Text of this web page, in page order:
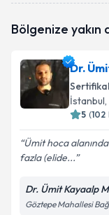
Bölgenize
Dr.
İstanbul
5 (102
Ümit hoca
fazla (elide...
Dr. Ümit Kayaalp
Göztepe Mahallesi